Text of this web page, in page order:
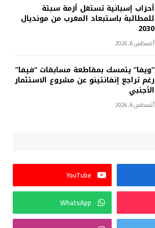
أحزاب إسبانية تستغل أزمة سبتة
للمطالبة باستبعاد المغرب من مونديال
2030
أغسطس 6, 2026
“ويفا” يتمسك بمقاطعة مسابقات “فيفا”
رغم تراجع إنفانتينو عن مشروع الاستثمار
الأجنبي
أغسطس 6, 2026
YouTube
WhatsApp